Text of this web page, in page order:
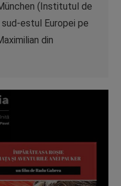
(Institutul de
estul Europei pe
din